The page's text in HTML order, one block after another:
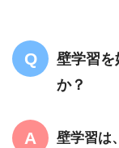
壁学習を
か？
壁学習は